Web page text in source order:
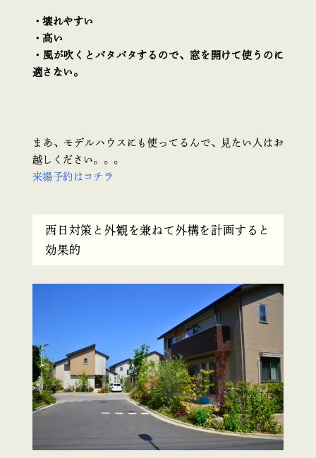
・壊れやすい
・高い
・風が吹くとバタバタするので、窓を開けて使うのに
適さない。
まあ、モデルハウスにも使ってるんで、見たい人はお
越しください。。。
来場予約はコチラ
西日対策と外観を兼ねて外構を計画すると
効果的